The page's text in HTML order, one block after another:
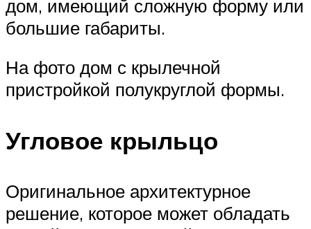
дом, имеющий сложную форму или
большие габариты.
На фото дом с крылечной
пристройкой полукруглой формы.
Угловое крыльцо
Оригинальное архитектурное
решение, которое может обладать